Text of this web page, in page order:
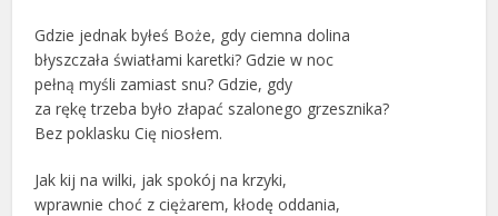
Gdzie jednak byłeś Boże, gdy ciemna dolina
błyszczała światłami karetki? Gdzie w noc
pełną myśli zamiast snu? Gdzie, gdy
za rękę trzeba było złapać szalonego grzesznika?
Bez poklasku Cię niosłem.
Jak kij na wilki, jak spokój na krzyki,
wprawnie choć z ciężarem, kłodę oddania,